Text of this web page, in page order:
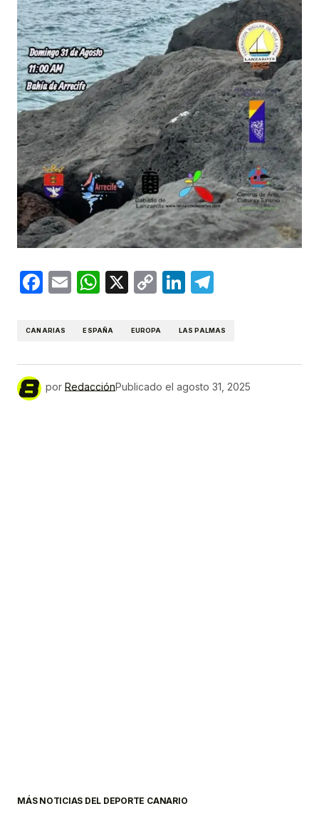
Facebook
EmailWhatsApp
X
CopyLinkedIn
CANARIAS ESPAÑA EUROPA LAS PALMAS
por RedacciónPublicado el agosto 31, 2025
MÁS NOTICIAS DEL DEPORTE CANARIO